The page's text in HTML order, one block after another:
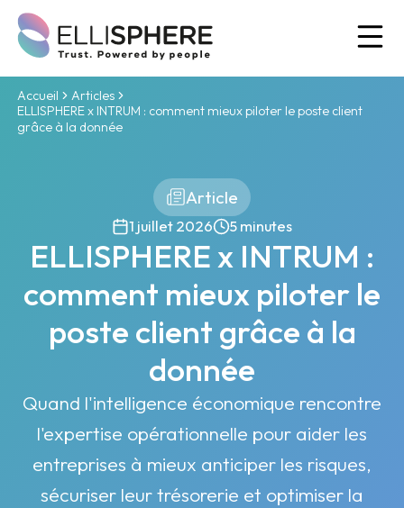
Accueil
Articles
ELLISPHERE x INTRUM : comment mieux piloter le poste client
grâce à la donnée
Article
1 juillet 2026 5 minutes
ELLISPHERE x INTRUM :
comment mieux piloter le
poste client grâce à la
donnée
Quand l'intelligence économique rencontre
l'expertise opérationnelle pour aider les
entreprises à mieux anticiper les risques,
sécuriser leur trésorerie et optimiser la